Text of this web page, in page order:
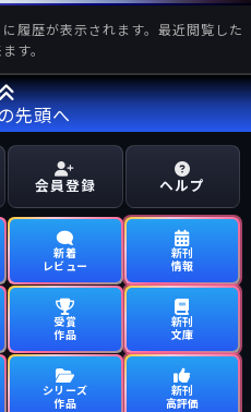
履歴が表示されます。最近閲覧した
す。
先頭へ
会員登録 ヘルプ
新着
レビュー
新刊
情報
受賞
作品
新刊
文庫
シリーズ
作品
新刊
高評価